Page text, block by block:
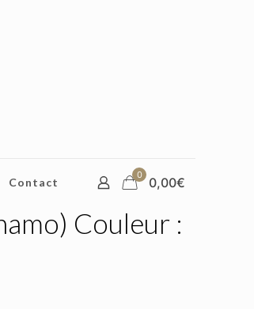
Contact
0 0,00€
Couleur :